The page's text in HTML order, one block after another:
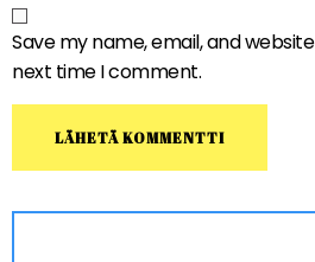
Save my name, email, and
next time I comment.